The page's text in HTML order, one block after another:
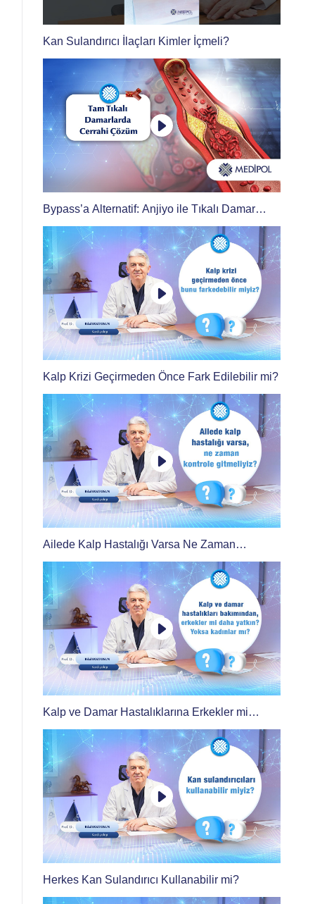
Kan Sulandırıcı İlaçları Kimler İçmeli?
Bypass’a Alternatif: Anjiyo ile Tıkalı Damar
Tedavisi
Kalp Krizi Geçirmeden Önce Fark Edilebilir mi?
Ailede Kalp Hastalığı Varsa Ne Zaman
Kontrole Gidilmeli?
Kalp ve Damar Hastalıklarına Erkekler mi
Yoksa Kadınlar mı Daha Yatkın?
Herkes Kan Sulandırıcı Kullanabilir mi?